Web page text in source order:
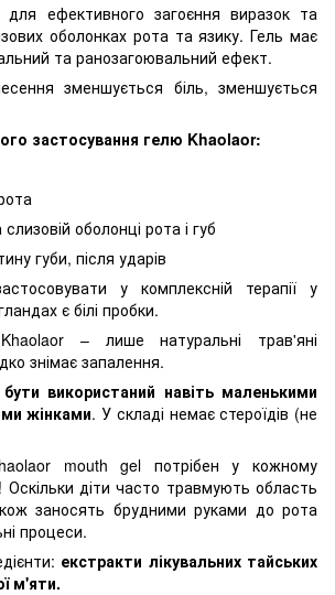
для ефективного загоєння виразок та
оболонках рота та язику. Гель має
та ранозагоювальний ефект.
зменшується біль, зменшується
застосування гелю Khaolaor:
оболонці рота і губ
губи, після ударів
у комплексній терапії у
є білі пробки.
– лише натуральні трав'яні
знімає запалення.
використаний навіть маленькими
жінками. У складі немає стероїдів (не
mouth gel потрібен у кожному
Оскільки діти часто травмують область
заносять брудними руками до рота
процеси.
екстракти лікувальних тайських
м'яти.